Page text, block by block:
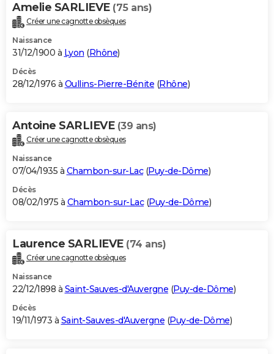
Amelie SARLIEVE (75 ans)
Créer une cagnotte obsèques
Naissance
31/12/1900 à Lyon (Rhône)
Décès
28/12/1976 à Oullins-Pierre-Bénite (Rhône)
Antoine SARLIEVE (39 ans)
Créer une cagnotte obsèques
Naissance
07/04/1935 à Chambon-sur-Lac(Puy-de-Dôme)
Décès
08/02/1975 à Chambon-sur-Lac(Puy-de-Dôme)
Laurence SARLIEVE (74 ans)
Créer une cagnotte obsèques
Naissance
22/12/1898 à Saint-Sauves-d'Auvergne (Puy-de-Dôme)
Décès
19/11/1973 à Saint-Sauves-d'Auvergne (Puy-de-Dôme)